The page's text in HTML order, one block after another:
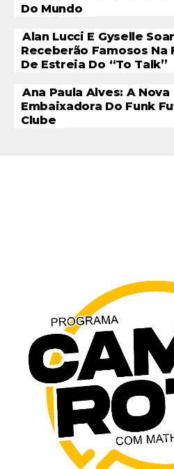
Do Mundo
Alan Lucci E Gyselle
Receberão Famosos Na
De Estreia Do “To Talk”
Ana Paula Alves: A Nova
Embaixadora Do Funk
Clube